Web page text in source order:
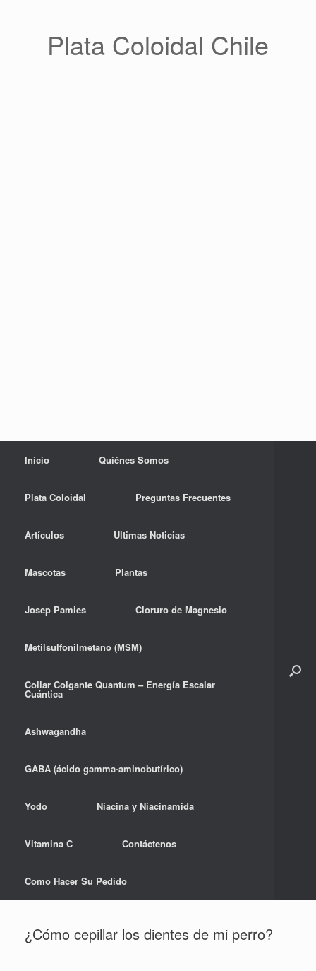
Plata Coloidal Chile
Inicio Quiénes Somos
Plata Coloidal Preguntas Frecuentes
Artículos Ultimas Noticias
Mascotas Plantas
Josep Pamies Cloruro de Magnesio
Metilsulfonilmetano (MSM)
Collar Colgante Quantum – Energía Escalar
Cuántica
Ashwagandha
GABA (ácido gamma-aminobutírico)
Yodo Niacina y Niacinamida
Vitamina C Contáctenos
Como Hacer Su Pedido
¿Cómo cepillar los dientes de mi perro?